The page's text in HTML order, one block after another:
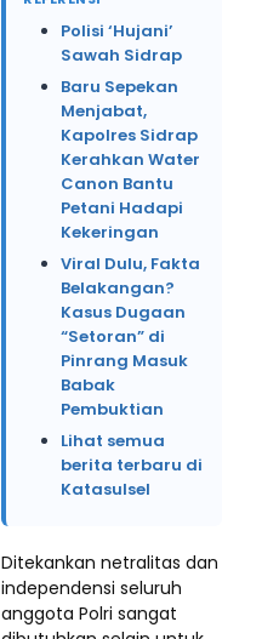
Polisi ‘Hujani’
Sawah Sidrap
Baru Sepekan
Menjabat,
Kapolres Sidrap
Kerahkan Water
Canon Bantu
Petani Hadapi
Kekeringan
Viral Dulu, Fakta
Belakangan?
Kasus Dugaan
“Setoran” di
Pinrang Masuk
Babak
Pembuktian
Lihat semua
berita terbaru di
Katasulsel
Ditekankan netralitas dan
independensi seluruh
anggota Polri sangat